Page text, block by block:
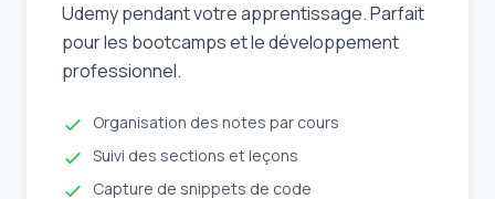
Udemy pendant votre apprentissage. Parfait
pour les bootcamps et le développement
professionnel.
Organisation des notes par cours
Suivi des sections et leçons
Capture de snippets de code